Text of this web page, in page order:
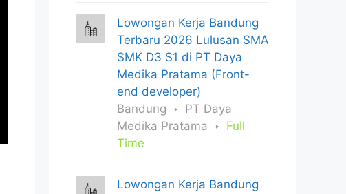
Lowongan Kerja Bandung
Terbaru 2026 Lulusan SMA
SMK D3 S1 di PT Daya
Medika Pratama (Front-
end developer)
Bandung
PT Daya
Medika Pratama
Full
Time
Lowongan Kerja Bandung